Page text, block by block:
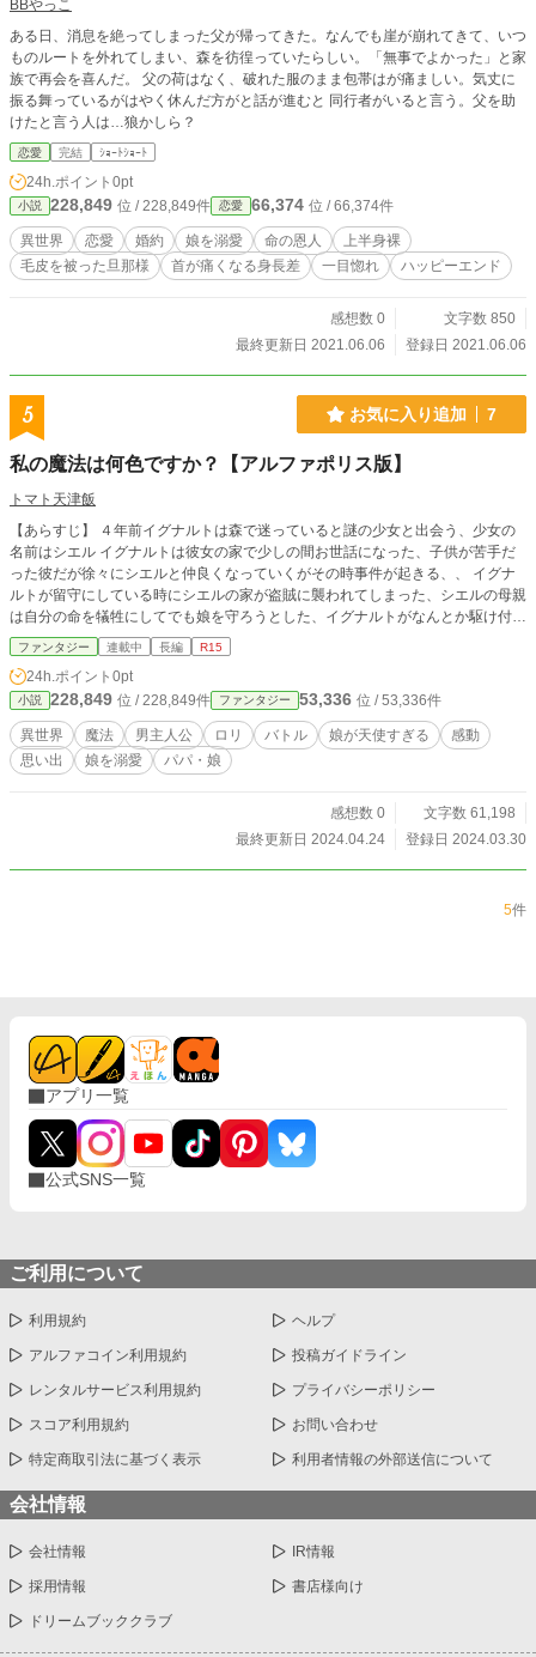
BBやっこ
ある日、消息を絶ってしまった父が帰ってきた。なんでも崖が崩れてきて、いつ
ものルートを外れてしまい、森を彷徨っていたらしい。「無事でよかった」と家
族で再会を喜んだ。 父の荷はなく、破れた服のまま包帯はが痛ましい。気丈に
振る舞っているがはやく休んだ方がと話が進むと 同行者がいると言う。父を助
けたと言う人は…狼かしら？
恋愛 完結 ｼｮｰﾄｼｮｰﾄ
24h.ポイント 0pt
小説 228,849 位 / 228,849件 恋愛 66,374 位 / 66,374件
異世界 恋愛 婚約 娘を溺愛 命の恩人
上半身裸
毛皮を被った旦那様
首が痛くなる身長差 一目惚れ ハッピーエンド
感想数 0
文字数 850
最終更新日 2021.06.06
登録日 2021.06.06
5 お気に入り追加 7
私の魔法は何色ですか？【アルファポリス版】
トマト天津飯
【あらすじ】 ４年前イグナルトは森で迷っていると謎の少女と出会う、少女の
名前はシエル イグナルトは彼女の家で少しの間お世話になった、子供が苦手だ
った彼だが徐々にシエルと仲良くなっていくがその時事件が起きる、、 イグナ
ルトが留守にしている時にシエルの家が盗賊に襲われてしまった、シエルの母親
は自分の命を犠牲にしてでも娘を守ろうとした、イグナルトがなんとか駆け付け
シエルを助ける事が出来たが母親は救う事が出来なかった、母親を失い行く場所
が無かったシエルを見過ごせなかったイグナルトは彼女を引き取る事に、、、
そして4年の月日が流れシエルは６歳になった、、 家族になってから色々な苦難
を周りの助けを借りながら乗り越えて来た彼らは、、本当の親子になってい
た、、、 父親の仕事や用事に付いて行くうちにシエルはこの世界の事を知る、
『魔法、種族、景色』色々知りシエルは未来に進んでいく、、 【魔法設定】 ミ
ュトス大陸この世界は【炎色魔法、水色魔法、氷色魔法、草色魔法、岩色魔法】
存在し一般的には|★５《フィフス》→|★2《セカンド》までとなっており星が
増えるごとに強力な魔法が使える、そんな適性レベルには各属性に一人しか存在
ァースト》には特別なスキルがありそれを使えるものがファーストとして認めら
＝ソル＝ルドベキア（23）※物語開始時の年齢 （娘）シエル＝ルドベキア（6）
ファンタジー 連載中 長編 R15
24h.ポイント 0pt
小説 228,849 位 / 228,849件 ファンタジー 53,336 位 / 53,336件
異世界 魔法 男主人公 ロリ バトル 娘が天使すぎる
感動
思い出
娘を溺愛 パパ・娘
感想数 0
文字数 61,198
最終更新日 2024.04.24
登録日 2024.03.30
5件
アプリ一覧
公式SNS一覧
ご利用について
利用規約 ヘルプ
アルファコイン利用規約 投稿ガイドライン
レンタルサービス利用規約 プライバシーポリシー
スコア利用規約 お問い合わせ
特定商取引法に基づく表示 利用者情報の外部送信について
会社情報
会社情報 IR情報
採用情報 書店様向け
ドリームブッククラブ